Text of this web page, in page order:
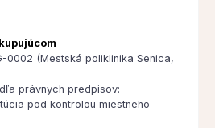
0002 (Mestská poliklinika Senica,
právnych predpisov:
pod kontrolou miestneho